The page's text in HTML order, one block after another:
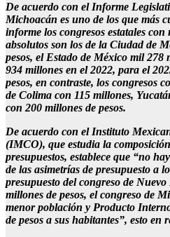
De acuerdo con el Informe
Michoacán es uno de los que más
informe los congresos estatales
absolutos son los de la Ciudad de
pesos, el Estado de México mil
934 millones en el 2022, para el
pesos, en contraste, los congresos
de Colima con 115 millones,
con 200 millones de pesos.
De acuerdo con el Instituto
(IMCO), que estudia la
presupuestos, establece que “no
de las asimetrías de presupuesto a
presupuesto del congreso de
millones de pesos, el congreso de
menor población y Producto
de pesos a sus habitantes”, esto en